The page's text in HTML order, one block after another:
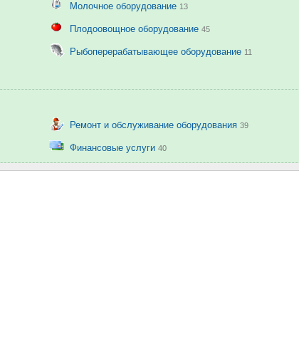
Молочное оборудование 13
Плодоовощное оборудование 45
Рыбоперерабатывающее оборудование 11
Ремонт и обслуживание оборудования 39
Финансовые услуги 40